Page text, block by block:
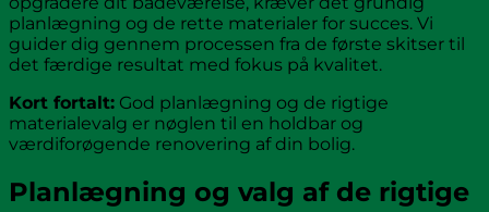
planlægning og de rette materialer for succes. Vi
guider dig gennem processen fra de første skitser til
det færdige resultat med fokus på kvalitet.
Kort fortalt: God planlægning og de rigtige
materialevalg er nøglen til en holdbar og
værdiforøgende renovering af din bolig.
Planlægning og valg af de rigtige